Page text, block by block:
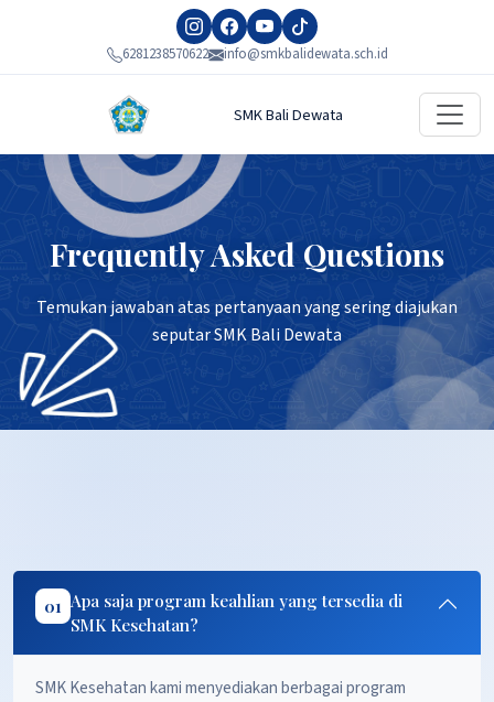
6281238570622 info@smkbalidewata.sch.id
SMK Bali Dewata
Frequently Asked Questions
Temukan jawaban atas pertanyaan yang sering diajukan
seputar SMK Bali Dewata
01 Apa saja program keahlian yang tersedia di
SMK Kesehatan?
SMK Kesehatan kami menyediakan berbagai program